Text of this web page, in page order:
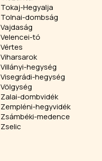
Tokaj-Hegyalja
Tolnai-dombság
Vajdaság
Velencei-tó
Vértes
Viharsarok
Villányi-hegység
Visegrádi-hegység
Völgység
Zalai-dombvidék
Zempléni-hegyvidék
Zsámbéki-medence
Zselic